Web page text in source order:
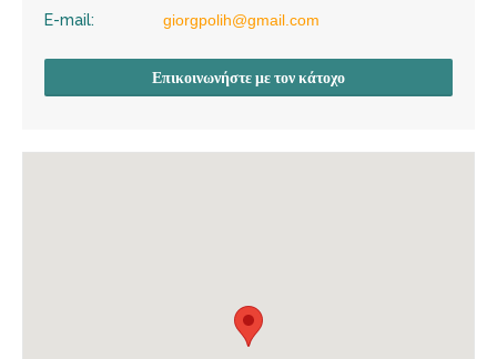
E-mail:
giorgpolih@gmail.com
Επικοινωνήστε με τον κάτοχο